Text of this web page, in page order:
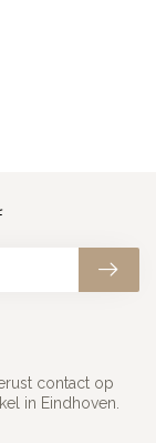
contact op
in Eindhoven.